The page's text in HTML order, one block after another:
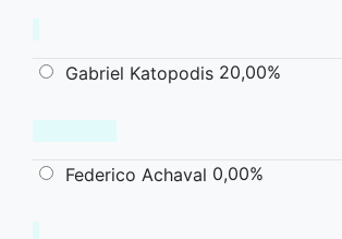
Gabriel Katopodis 20,00%
Federico Achaval 0,00%